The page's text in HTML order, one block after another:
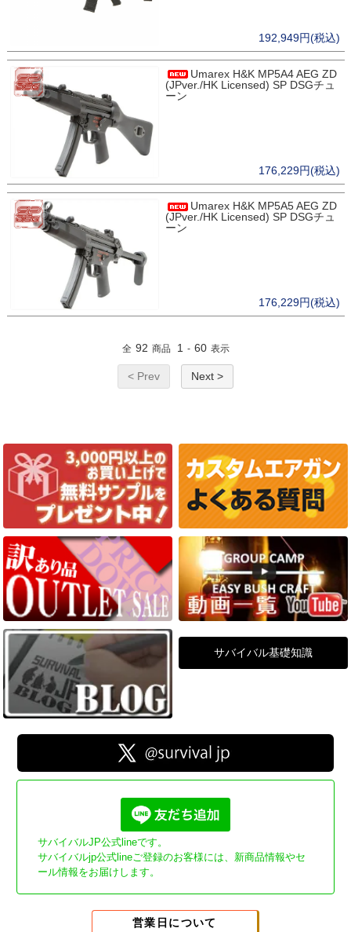
192,949円(税込)
Umarex H&K MP5A4 AEG ZD
(JPver./HK Licensed) SP DSGチュ
ーン
176,229円(税込)
Umarex H&K MP5A5 AEG ZD
(JPver./HK Licensed) SP DSGチュ
ーン
176,229円(税込)
全 92 商品 1 - 60 表示
< Prev Next >
サバイバル基礎知識
サバイバルJP公式lineです。
サバイバルjp公式lineご登録のお客様には、新商品情報やセ
ール情報をお届けします。
営業日について